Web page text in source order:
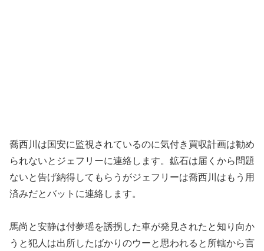
喬西川は国安に監視されているのに気付き買収計画は勧め
られないとジェフリーに連絡します。鉱石は届くから問題
ないと告げ納得してもらうがジェフリーは喬西川はもう用
済みだとバットに連絡します。
馬尚と安静は付夢瑶を誘拐した車が発見されたと知り向か
うと犯人は出所したばかりのウーと思われると所轄から言